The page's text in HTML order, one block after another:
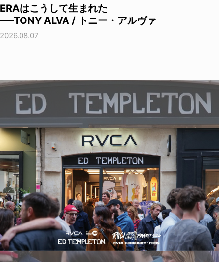
ERAはこうして生まれた
──TONY ALVA / トニー・アルヴァ
2026.08.07